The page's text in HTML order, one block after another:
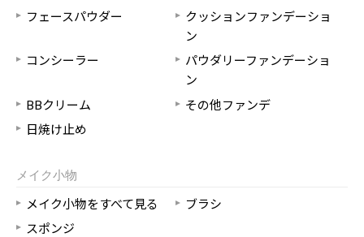
フェースパウダー
クッションファンデーショ
ン
コンシーラー
パウダリーファンデーショ
ン
BBクリーム
その他ファンデ
日焼け止め
メイク小物
メイク小物をすべて見る
ブラシ
スポンジ